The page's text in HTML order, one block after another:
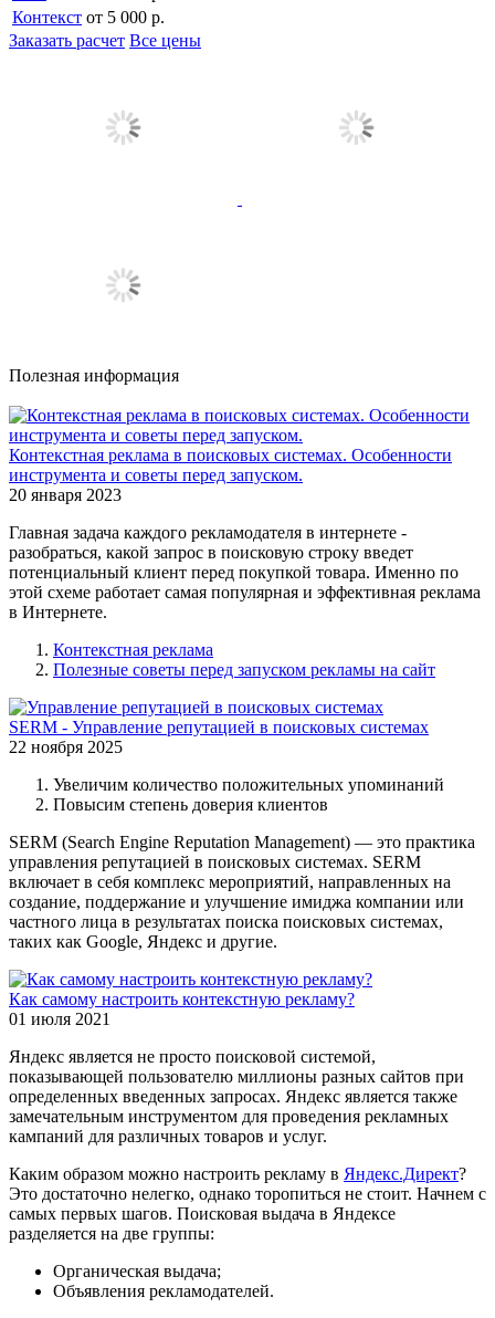
Контекст от 5 000 р.
Заказать расчет Все цены
Полезная информация
Контекстная реклама в поисковых системах. Особенности
инструмента и советы перед запуском.
20 января 2023
Главная задача каждого рекламодателя в интернете -
разобраться, какой запрос в поисковую строку введет
потенциальный клиент перед покупкой товара. Именно по
этой схеме работает самая популярная и эффективная реклама
в Интернете.
Контекстная реклама
Полезные советы перед запуском рекламы на сайт
SERM - Управление репутацией в поисковых системах
22 ноября 2025
Увеличим количество положительных упоминаний
Повысим степень доверия клиентов
SERM (Search Engine Reputation Management) — это практика
управления репутацией в поисковых системах. SERM
включает в себя комплекс мероприятий, направленных на
создание, поддержание и улучшение имиджа компании или
частного лица в результатах поиска поисковых системах,
таких как Google, Яндекс и другие.
Как самому настроить контекстную рекламу?
01 июля 2021
Яндекс является не просто поисковой системой,
показывающей пользователю миллионы разных сайтов при
определенных введенных запросах. Яндекс является также
замечательным инструментом для проведения рекламных
кампаний для различных товаров и услуг.
Каким образом можно настроить рекламу в Яндекс.Директ?
Это достаточно нелегко, однако торопиться не стоит. Начнем с
самых первых шагов. Поисковая выдача в Яндексе
разделяется на две группы:
Органическая выдача;
Объявления рекламодателей.